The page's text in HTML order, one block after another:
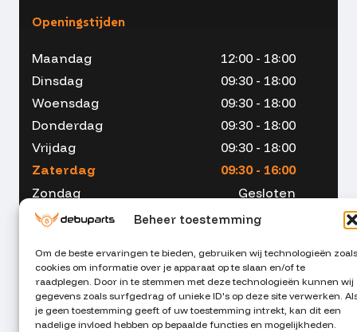
Beheer toestemming
Om de beste ervaringen te bieden, gebruiken wij technologieën zoals
cookies om informatie over je apparaat op te slaan en/of te
raadplegen. Door in te stemmen met deze technologieën kunnen wij
gegevens zoals surfgedrag of unieke ID's op deze site verwerken.
je geen toestemming geeft of uw toestemming intrekt, kan dit een
nadelige invloed hebben op bepaalde functies en mogelijkheden.
Openingstijden
Maandag
12:00 - 18:00
Dinsdag
09:30 - 18:00
Woensdag
09:30 - 18:00
Donderdag
09:30 - 18:00
Vrijdag
09:30 - 18:00
Zaterdag
09:30 - 16:00
Zondag
Gesloten
053 - 234 00 90
info@debuparts.nl